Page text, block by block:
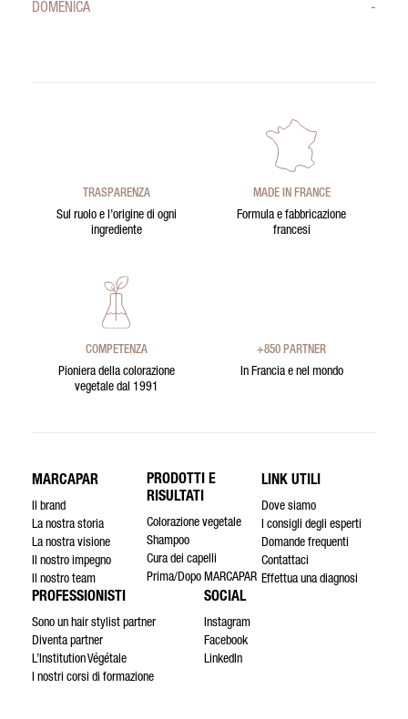
DOMENICA
-
TRASPARENZA
Sul ruolo e l’origine di ogni
ingrediente
MADE IN FRANCE
Formula e fabbricazione
francesi
COMPETENZA
Pioniera della colorazione
vegetale dal 1991
+850 PARTNER
In Francia e nel mondo
MARCAPAR
Il brand
La nostra storia
La nostra visione
Il nostro impegno
Il nostro team
PRODOTTI E
RISULTATI
Colorazione vegetale
Shampoo
Cura dei capelli
Prima/Dopo MARCAPAR
LINK UTILI
Dove siamo
I consigli degli esperti
Domande frequenti
Contattaci
Effettua una diagnosi
PROFESSIONISTI
Sono un hair stylist partner
Diventa partner
L’Institution Végétale
I nostri corsi di formazione
SOCIAL
Instagram
Facebook
LinkedIn